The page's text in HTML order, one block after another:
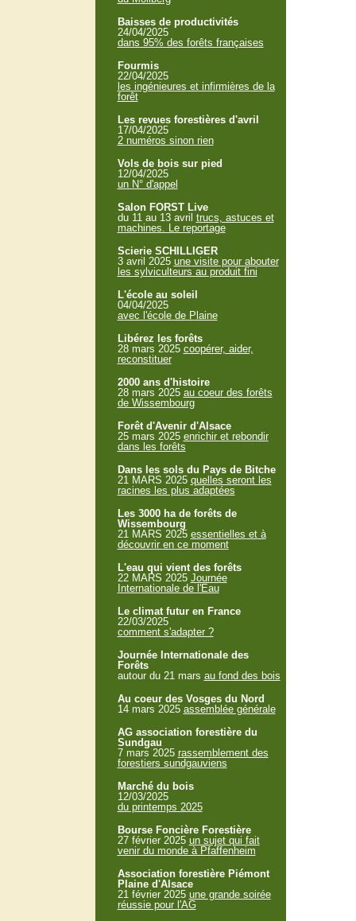
Baisses de productivités
24/04/2025
dans 95% des forêts françaises
Fourmis
22/04/2025
les ingénieures et infirmières de la
forêt
Les revues forestières d'avril
17/04/2025
2 numéros sinon rien
Vols de bois sur pied
12/04/2025
un N° d'appel
Salon FORST Live
du 11 au 13 avril trucs, astuces et
machines. Le reportage
Scierie SCHILLIGER
3 avril 2025 une visite pour abouter
les sylviculteurs au produit fini
L'école au soleil
04/04/2025
avec l'école de Plaine
Libérez les forêts
28 mars 2025 coopérer, aider,
reconstituer
2000 ans d'histoire
28 mars 2025 au coeur des forêts
de Wissembourg
Forêt d'Avenir d'Alsace
25 mars 2025 enrichir et rebondir
dans les forêts
Dans les sols du Pays de Bitche
21 MARS 2025 quelles seront les
racines les plus adaptées
Les 3000 ha de forêts de
Wissembourg
21 MARS 2025 essentielles et à
découvrir en ce moment
L'eau qui vient des forêts
22 MARS 2025 Journée
Internationale de l'Eau
Le climat futur en France
22/03/2025
comment s'adapter ?
Journée Internationale des
Forêts
autour du 21 mars au fond des bois
Au coeur des Vosges du Nord
14 mars 2025 assemblée générale
AG association forestière du
Sundgau
7 mars 2025 rassemblement des
forestiers sundgauviens
Marché du bois
12/03/2025
du printemps 2025
Bourse Foncière Forestière
27 février 2025 un sujet qui fait
venir du monde à Pfaffenheim
Association forestière Piémont
Plaine d'Alsace
21 février 2025 une grande soirée
réussie pour l'AG